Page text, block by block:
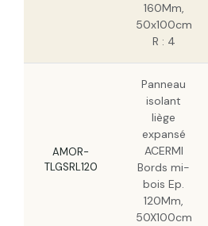
160Mm,
50x100cm
R : 4
AMOR-
TLGSRL120
Panneau
isolant
liège
expansé
ACERMI
Bords mi-
bois Ep.
120Mm,
50X100cm